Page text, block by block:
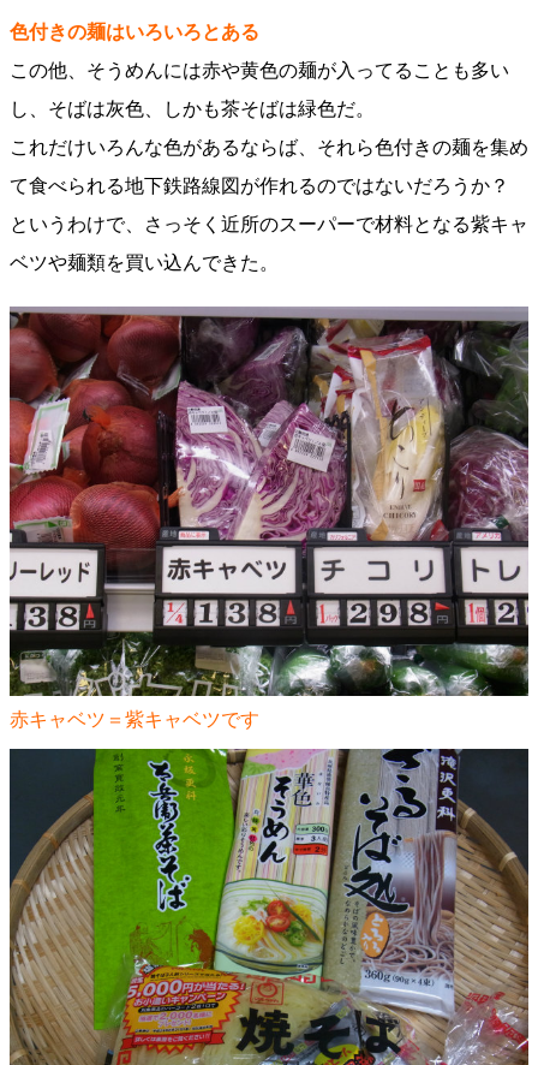
色付きの麺はいろいろとある
この他、そうめんには赤や黄色の麺が入ってることも多い
し、そばは灰色、しかも茶そばは緑色だ。
これだけいろんな色があるならば、それら色付きの麺を集め
て食べられる地下鉄路線図が作れるのではないだろうか？
というわけで、さっそく近所のスーパーで材料となる紫キャ
ベツや麺類を買い込んできた。
赤キャベツ＝紫キャベツです